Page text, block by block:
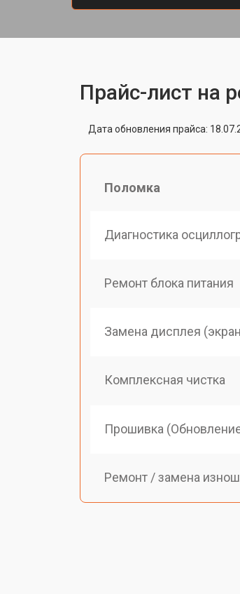
Прайс-лист на
Дата обновления прайса:
Поломка
Диагностика
Ремонт блока питания
Замена дисплея
Комплексная чистка
Прошивка
Ремонт / замена